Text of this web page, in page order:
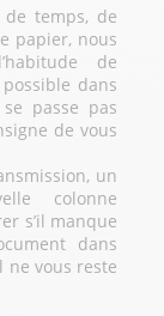
temps, de
papier, nous
de
dans
passe pas
de vous
un
colonne
s’il manque
dans
ne vous reste